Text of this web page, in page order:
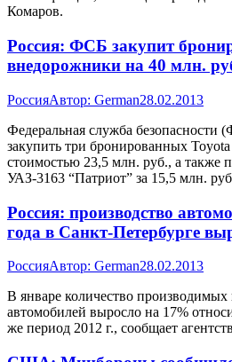
Комаров.
Россия: ФСБ закупит
внедорожники на 40 млн.
РоссияАвтор: German28.02.2013
Федеральная служба безопасности
закупить три бронированных
стоимостью 23,5 млн. руб., а также
УАЗ-3163 “Патриот” за 15,5 млн.
Россия: производство
года в Санкт-Петербурге
РоссияАвтор: German28.02.2013
В январе количество производимых
автомобилей выросло на 17%
же период 2012 г., сообщает